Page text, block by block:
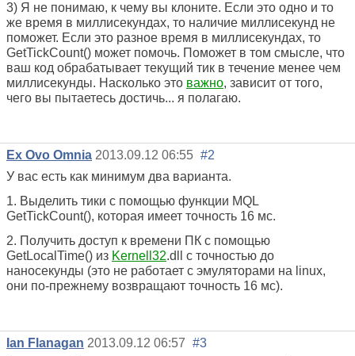
3) Я не понимаю, к чему вы клоните. Если это одно и то
же время в миллисекундах, то наличие миллисекунд не
поможет. Если это разное время в миллисекундах, то
GetTickCount() может помочь. Поможет в том смысле, что
ваш код обрабатывает текущий тик в течение менее чем
миллисекунды. Насколько это важно, зависит от того,
чего вы пытаетесь достичь... я полагаю.
Ex Ovo Omnia 2013.09.12 06:55 #2
У вас есть как минимум два варианта.
1. Выделить тики с помощью функции MQL
GetTickCount(), которая имеет точность 16 мс.
2. Получить доступ к времени ПК с помощью
GetLocalTime() из Kernell32.dll с точностью до
наносекунды (это не работает с эмуляторами на linux,
они по-прежнему возвращают точность 16 мс).
Ian Flanagan 2013.09.12 06:57 #3